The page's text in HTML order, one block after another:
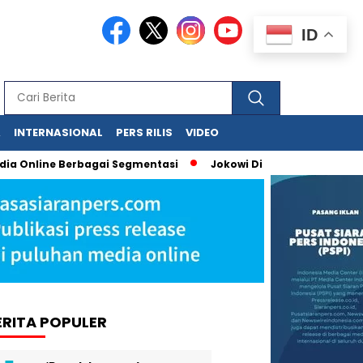
INTERNASIONAL PERS RILIS VIDEO
Berbagai Segmentasi Jokowi Dituduh Palsukan
POPULER
ID